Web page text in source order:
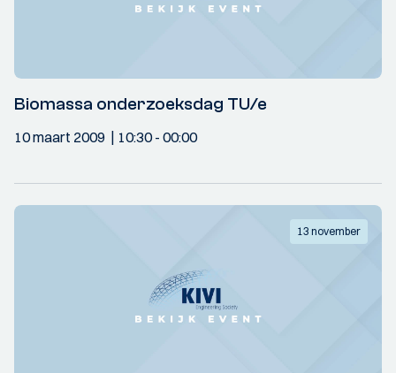
Biomassa onderzoeksdag TU/e
10 maart 2009 10:30- 00:00
13 november